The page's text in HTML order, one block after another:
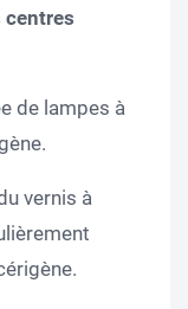
centres
de lampes à
vernis à